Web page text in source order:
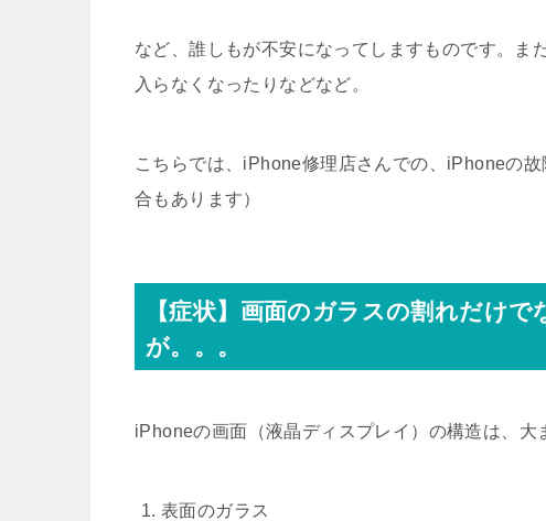
など、誰しもが不安になってしますものです。ま
入らなくなったりなどなど。
こちらでは、iPhone修理店さんでの、iPhoneの
合もあります）
【症状】画面のガラスの割れだけ
が。。。
iPhoneの画面（液晶ディスプレイ）の構造は、大
表面のガラス